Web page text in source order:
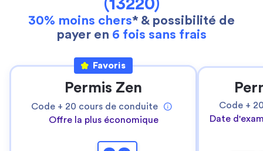
(13220)
30% moins chers* & possibilité de
payer en 6 fois sans frais
Favoris
Permis Zen
Code + 20 cours de conduite
Offre la plus économique
Code +
Date